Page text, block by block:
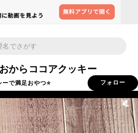
からココアクッキー
で満足おやつ⭐ フォロー